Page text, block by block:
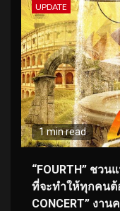
UPDATE
1 min read
“FOURTH” ชว
ที่จะทำให้ทุกคนต้อ
CONCERT” งา